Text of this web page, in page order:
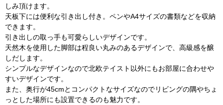
しみ頂けます。
天板下には便利な引き出し付き。ペンやA4サイズの書類などを収納
できます。
引き出しの取っ手も可愛らしいデザインです。
天然木を使用した脚部は程良い丸みのあるデザインで、高級感を醸
しだします。
シンプルなデザインなので北欧テイスト以外にもお部屋に合わせや
すいデザインです。
また、奥行が45cmとコンパクトなサイズなのでリビングの隅やちょ
っとした場所にも設置できるのも魅力です。